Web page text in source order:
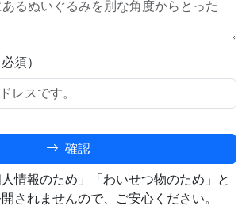
須）
確認
情報のため」「わいせつ物のため」と
されませんので、ご安心ください。